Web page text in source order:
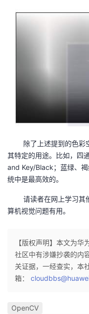
除了上述提到的色彩
其特定的用途。比如，四
and Key/Black；蓝绿、
统中是最高效的。
请读者在网上学习其
算机视觉问题有用。
【版权声明】本文为
社区中有涉嫌抄袭的内
关证据，一经查实，本
箱：
OpenCV